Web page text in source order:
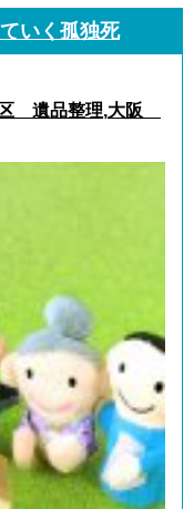
いく孤独死
遺品整理,大阪